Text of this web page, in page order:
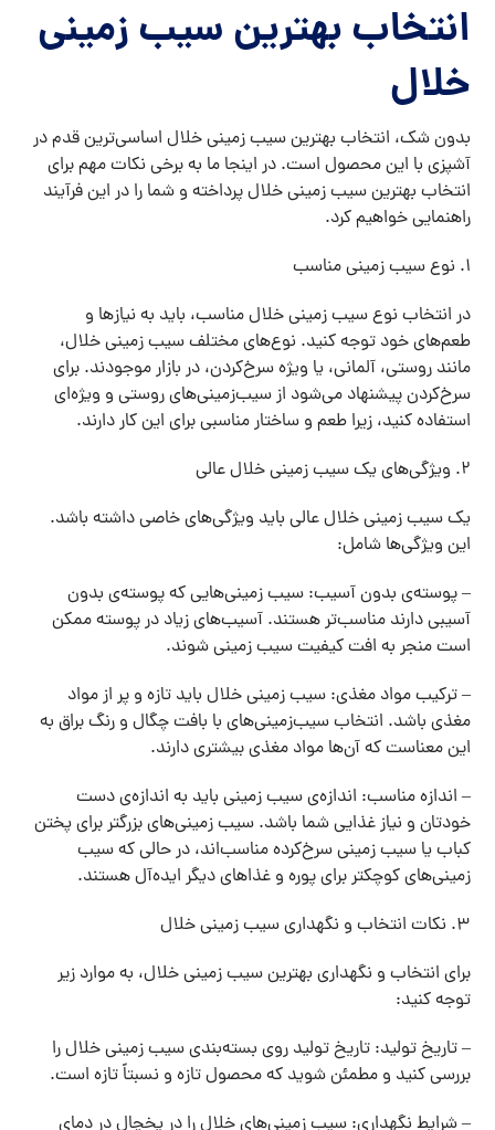
انتخاب بهترین سیب زمینی
خلال
بدون شک، انتخاب بهترین سیب زمینی خلال اساسی‌ترین قدم در
آشپزی با این محصول است. در اینجا ما به برخی نکات مهم برای
انتخاب بهترین سیب زمینی خلال پرداخته و شما را در این فرآیند
راهنمایی خواهیم کرد.
۱. نوع سیب زمینی مناسب
در انتخاب نوع سیب زمینی خلال مناسب، باید به نیازها و
طعم‌های خود توجه کنید. نوع‌های مختلف سیب زمینی خلال،
مانند روستی، آلمانی، یا ویژه سرخ‌کردن، در بازار موجودند. برای
سرخ‌کردن پیشنهاد می‌شود از سیب‌زمینی‌های روستی و ویژه‌ای
استفاده کنید، زیرا طعم و ساختار مناسبی برای این کار دارند.
۲. ویژگی‌های یک سیب زمینی خلال عالی
یک سیب زمینی خلال عالی باید ویژگی‌های خاصی داشته باشد.
این ویژگی‌ها شامل:
– پوسته‌ی بدون آسیب: سیب زمینی‌هایی که پوسته‌ی بدون
آسیبی دارند مناسب‌تر هستند. آسیب‌های زیاد در پوسته ممکن
است منجر به افت کیفیت سیب زمینی شوند.
– ترکیب مواد مغذی: سیب زمینی خلال باید تازه و پر از مواد
مغذی باشد. انتخاب سیب‌زمینی‌های با بافت چگال و رنگ براق به
این معناست که آن‌ها مواد مغذی بیشتری دارند.
– اندازه مناسب: اندازه‌ی سیب زمینی باید به اندازه‌ی دست
خودتان و نیاز غذایی شما باشد. سیب زمینی‌های بزرگتر برای پختن
کباب یا سیب زمینی سرخ‌کرده مناسب‌اند، در حالی که سیب
زمینی‌های کوچکتر برای پوره و غذاهای دیگر ایده‌آل هستند.
۳. نکات انتخاب و نگهداری سیب زمینی خلال
برای انتخاب و نگهداری بهترین سیب زمینی خلال، به موارد زیر
توجه کنید:
– تاریخ تولید: تاریخ تولید روی بسته‌بندی سیب زمینی خلال را
بررسی کنید و مطمئن شوید که محصول تازه و نسبتاً تازه است.
– شرایط نگهداری: سیب زمینی‌های خلال را در یخچال در دمای